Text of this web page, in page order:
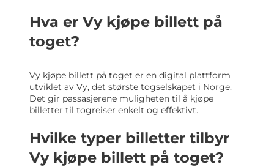
Hva er Vy kjøpe billett på
toget?
Vy kjøpe billett på toget er en digital plattform
utviklet av Vy, det største togselskapet i Norge.
Det gir passasjerene muligheten til å kjøpe
billetter til togreiser enkelt og effektivt.
Hvilke typer billetter tilbyr
Vy kjøpe billett på toget?